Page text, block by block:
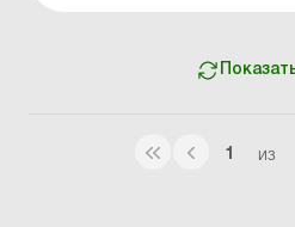
1 ИЗ